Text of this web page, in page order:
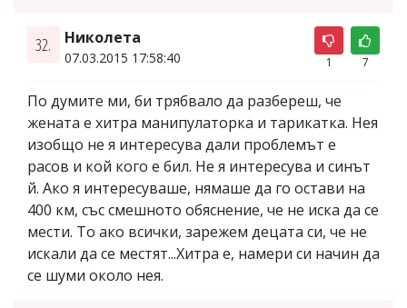
32. Николета
07.03.2015 17:58:40 1 7
По думите ми, би трябвало да разбереш, че
жената е хитра манипулаторка и тарикатка. Нея
изобщо не я интересува дали проблемът е
расов и кой кого е бил. Не я интересува и синът
й. Ако я интересуваше, нямаше да го остави на
400 км, със смешното обяснение, че не иска да се
мести. То ако всички, зарежем децата си, че не
искали да се местят...Хитра е, намери си начин да
се шуми около нея.